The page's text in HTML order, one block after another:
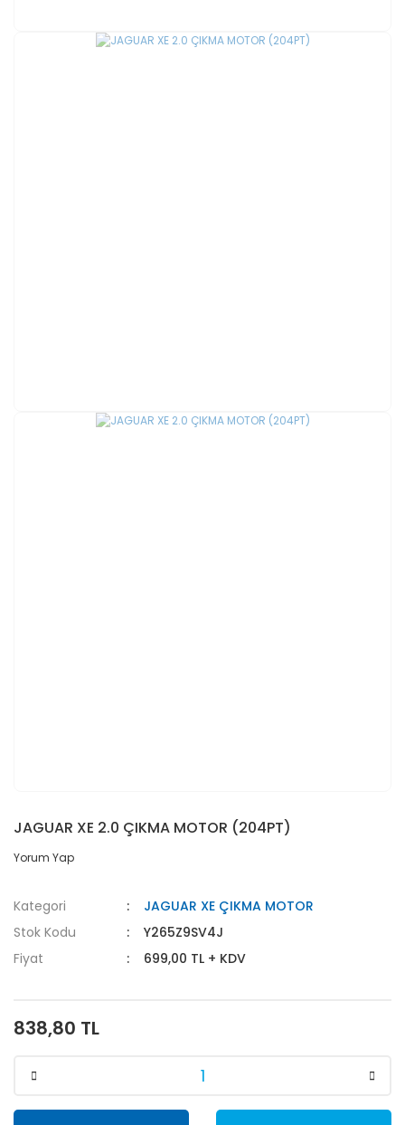
JAGUAR XE 2.0 ÇIKMA MOTOR (204PT)
Yorum Yap
Kategori
JAGUAR XE ÇIKMA MOTOR
Stok Kodu
Y265Z9SV4J
Fiyat
699,00 TL + KDV
838,80 TL